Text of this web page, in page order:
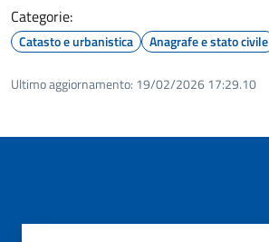
Categorie:
Catasto e urbanistica Anagrafe e stato civile
Ultimo aggiornamento: 19/02/2026 17:29.10